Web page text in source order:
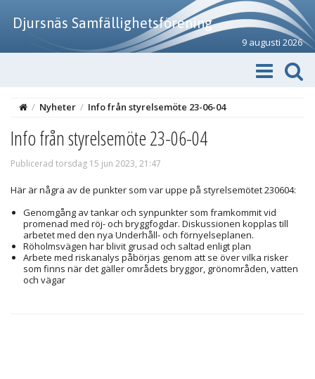
Djursnäs Samfällighetsförening
9 augusti 2026
/ Nyheter / Info från styrelsemöte 23-06-04
Info från styrelsemöte 23-06-04
Publicerad torsdag 15 jun 2023, 21:47
Här är några av de punkter som var uppe på styrelsemötet 230604:
Genomgång av tankar och synpunkter som framkommit vid
promenad med röj- och bryggfogdar. Diskussionen kopplas till
arbetet med den nya Underhåll- och förnyelseplanen.
Röholmsvägen har blivit grusad och saltad enligt plan
Arbete med riskanalys påbörjas genom att se över vilka risker
som finns när det gäller områdets bryggor, grönområden, vatten
och vägar